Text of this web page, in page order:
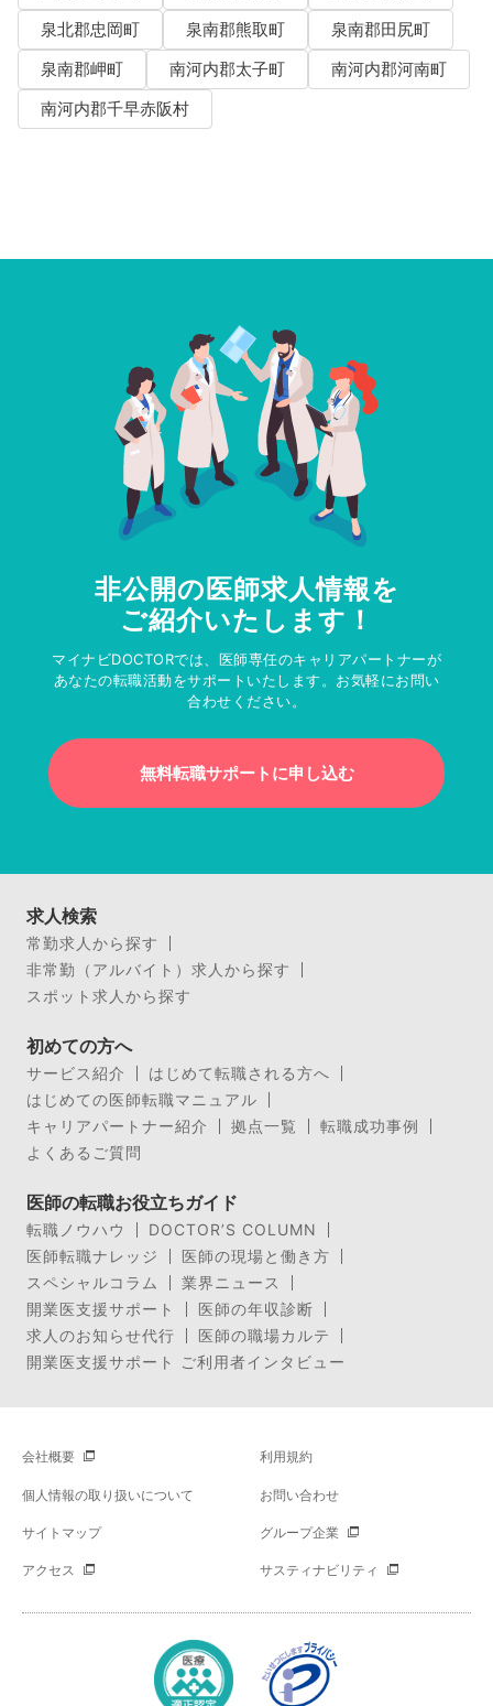
泉北郡忠岡町
泉南郡熊取町
泉南郡田尻町
泉南郡岬町
南河内郡太子町
南河内郡河南町
南河内郡千早赤阪村
非公開の医師求人情報を
ご紹介いたします！
マイナビDOCTORでは、医師専任のキャリアパートナーが
あなたの転職活動をサポートいたします。お気軽にお問い
合わせください。
無料転職サポートに申し込む
求人検索
常勤求人から探す
非常勤（アルバイト）求人から探す
スポット求人から探す
初めての方へ
サービス紹介
はじめて転職される方へ
はじめての医師転職マニュアル
キャリアパートナー紹介
拠点一覧
転職成功事例
よくあるご質問
医師の転職お役立ちガイド
転職ノウハウ
DOCTOR’S COLUMN
医師転職ナレッジ
医師の現場と働き方
スペシャルコラム
業界ニュース
開業医支援サポート
医師の年収診断
求人のお知らせ代行
医師の職場カルテ
開業医支援サポート ご利用者インタビュー
会社概要 利用規約
個人情報の取り扱いについて お問い合わせ
サイトマップ グループ企業
アクセス サスティナビリティ